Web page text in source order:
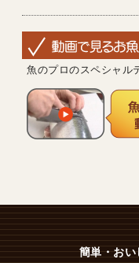
魚のプロのスペシャル
簡単・お